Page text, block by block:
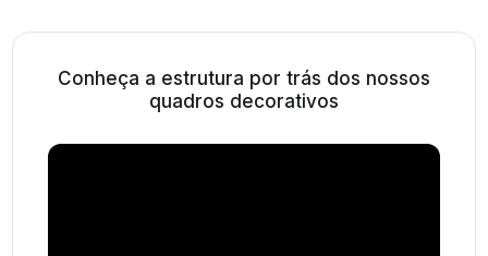
Conheça a estrutura por trás dos nossos
quadros decorativos